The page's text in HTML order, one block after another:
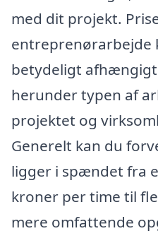
med dit projekt.
entreprenørarbejde
betydeligt
herunder typen af
projektet og
Generelt kan du
ligger i spændet fra
kroner per time til
mere omfattende